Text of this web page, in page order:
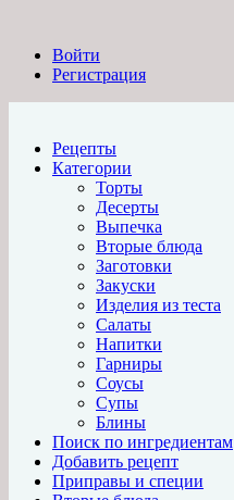
Войти
Регистрация
Рецепты
Категории
Торты
Десерты
Выпечка
Вторые блюда
Заготовки
Закуски
Изделия из теста
Салаты
Напитки
Гарниры
Соусы
Супы
Блины
Поиск по ингредиентам
Добавить рецепт
Приправы и специи